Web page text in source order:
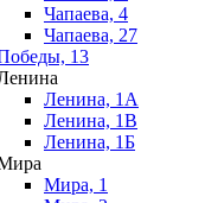
Чапаева, 4
Чапаева, 27
13
Ленина, 1А
Ленина, 1В
Ленина, 1Б
Мира, 1